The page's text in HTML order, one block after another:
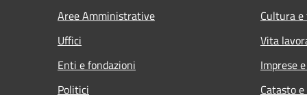
Aree Amministrative
Uffici
Enti e fondazioni
Politici
Cultura
Vita
Imprese
Catasto